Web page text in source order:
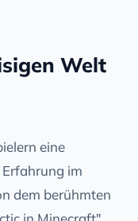
Welt
eine
im
dem berühmten